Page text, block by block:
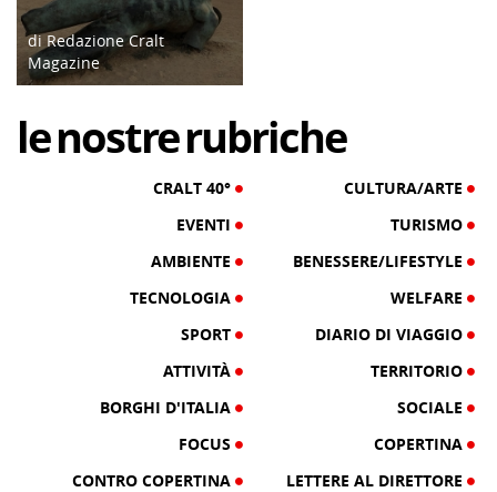
di Redazione Cralt
Magazine
lenostrerubriche
CRALT 40°
CULTURA/ARTE
EVENTI
TURISMO
AMBIENTE
BENESSERE/LIFESTYLE
TECNOLOGIA
WELFARE
SPORT
DIARIO DI VIAGGIO
ATTIVITÀ
TERRITORIO
BORGHI D'ITALIA
SOCIALE
FOCUS
COPERTINA
CONTRO COPERTINA
LETTERE AL DIRETTORE